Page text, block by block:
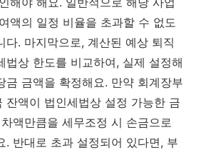
액의 일정 비율을 초과할 수 없도
다. 마지막으로, 계산된 예상 퇴직
법상 한도를 비교하여, 실제 설정해
금 금액을 확정해요. 만약 회계장부
잔액이 법인세법상 설정 가능한 금
액만큼을 세무조정 시 손금으로
. 반대로 초과 설정되어 있다면, 부